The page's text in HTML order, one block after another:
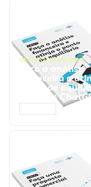
GESTÃO FINANCEIRA
Faça a análise
financeira e
ponto de
Prompts